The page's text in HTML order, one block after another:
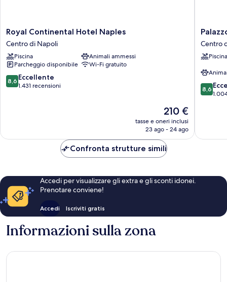
Royal
Continental
Hotel
Naples
Centro
di
Napoli
Royal Continental Hotel Naples
Centro di Napoli
Piscina
Animali ammessi
Parcheggio disponibile
Wi-Fi gratuito
8.6
su
8,6 Eccellente
1.431 recensioni
Il
prezzo
attuale
210 €
210 €
tasse e oneri inclusi
23 ago - 24 ago
Palazzo
Naples
Centro
Napoli
Centro
Piscina
8.6
su
8,6
Confronta strutture simili
Accedi per visualizzare gli extra e gli sconti idonei.
Prenotare conviene!
Accedi Iscriviti gratis
Informazioni sulla zona